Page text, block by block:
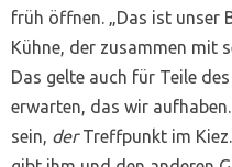
früh öffnen. „Das ist unser
Kühne, der zusammen mit
Das gelte auch für Teile
erwarten, das wir
sein, derTreffpunkt im